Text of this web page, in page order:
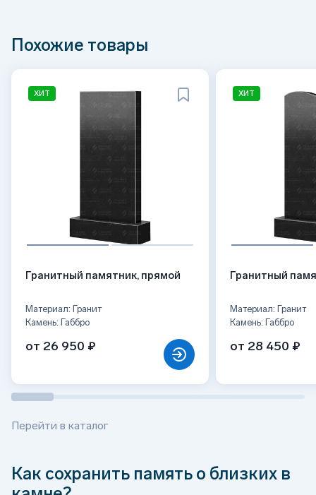
Похожие товары
ХИТ
Гранитный памятник, прямой
Материал: Гранит
Камень: Габбро
от 26 950 ₽
ХИТ
Гранитный
Материал: Гранит
Камень: Габбро
от 28 450 ₽
Перейти в каталог
Как сохранить память о близких в